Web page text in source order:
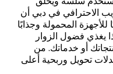
الاحترافي في دبي أن
المحمولة وجذابًا
يغذي فضول الزوار
أو خدماتك. من
تحويل وربحية أعلى